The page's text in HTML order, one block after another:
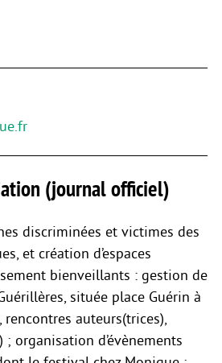
(journal officiel)
discriminées et victimes des
et création d’espaces
bienveillants : gestion de
située place Guérin à
rencontres auteurs(trices),
; organisation d’évènements